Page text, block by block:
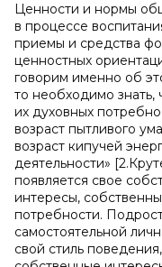
Ценности и нормы
в процессе
приемы и средства
ценностных
говорим именно об
то необходимо
их духовных
возраст пытливого
возраст кипучей
деятельности»
появляется свое
интересы,
потребности.
самостоятельной
свой стиль